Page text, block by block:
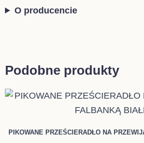
O producencie
Podobne produkty
PIKOWANE PRZEŚCIERADŁO NA